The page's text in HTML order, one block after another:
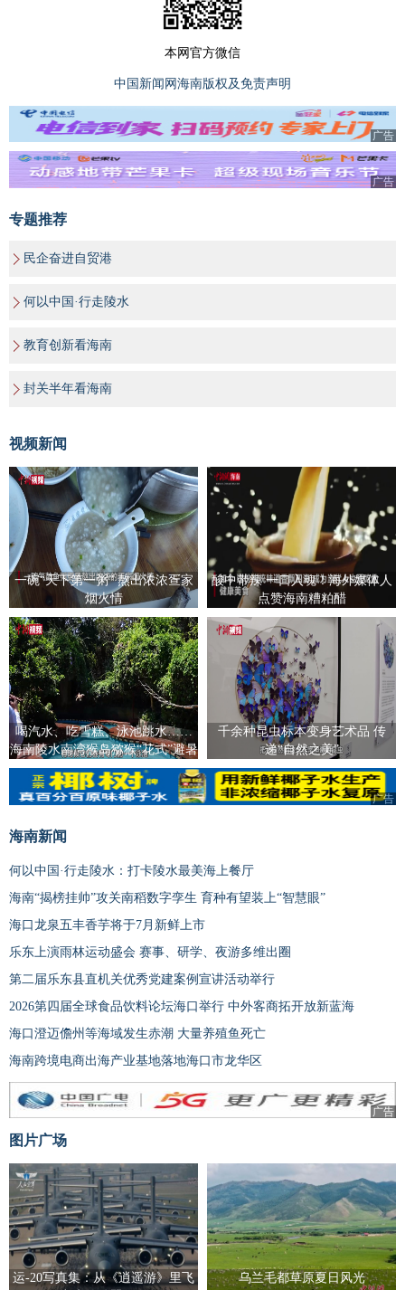
本网官方微信
中国新闻网海南版权及免责声明
广告
广告
专题推荐
民企奋进自贸港
何以中国·行走陵水
教育创新看海南
封关半年看海南
视频新闻
一碗“天下第一粥” 熬出浓浓疍家
烟火情
酸中带辣 一口入魂！海外媒体人
点赞海南糟粕醋
喝汽水、吃雪糕、泳池跳水……
海南陵水南湾猴岛猕猴“花式”避暑
千余种昆虫标本变身艺术品 传
递“自然之美”
广告
海南新闻
何以中国·行走陵水：打卡陵水最美海上餐厅
海南“揭榜挂帅”攻关南稻数字孪生 育种有望装上“智慧眼”
海口龙泉五丰香芋将于7月新鲜上市
乐东上演雨林运动盛会 赛事、研学、夜游多维出圈
第二届乐东县直机关优秀党建案例宣讲活动举行
2026第四届全球食品饮料论坛海口举行 中外客商拓开放新蓝海
海口澄迈儋州等海域发生赤潮 大量养殖鱼死亡
海南跨境电商出海产业基地落地海口市龙华区
广告
图片广场
运-20写真集：从《逍遥游》里飞
乌兰毛都草原夏日风光